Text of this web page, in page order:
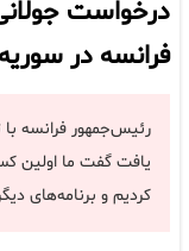
درخواست
فرانسه در سوریه
رئیس‌جمهور فرانسه با
یافت گفت ما اولین
کردیم و برنامه‌های